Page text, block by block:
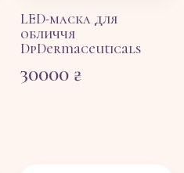
LED-маска для
обличчя
DpDermaceuticals
30000 ₴